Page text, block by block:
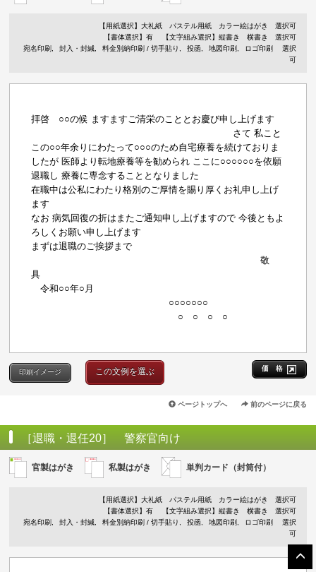
【用紙選択】 大礼紙 パステル用紙 カラー絵はがき
選択可
【書体選択】有
【文字組み選択】縦書き 横書き 選択可
宛名印刷
封入・封緘 料金別納印刷 / 切手貼り 投函 地図印刷 ロゴ印刷
選択
可
拝啓 ○○の候 ますますご清栄のこととお慶び申し上げます
さて 私こと
この○○年余りにわたって○○○のため自宅療養を続けておりま
したが 医師より転地療養等を勧められ ここに○○○○○○を依願
退職し 療養に専念することとなりました
在職中は公私にわたり格別のご厚情を賜り厚くお礼申し上げ
ます
なお 病気回復の折はまたご通知申し上げますので 今後ともよ
ろしくお願い申し上げます
まずは退職のご挨拶まで
敬
具
令和○○年○月
○○○○○○○
○ ○ ○ ○
価 格
印刷イメージ この文例を選ぶ
ページトップへ 前のページに戻る
［退職・退任20］ 警察官向け
官製はがき 私製はがき 単判カード（封筒付）
【用紙選択】 大礼紙 パステル用紙 カラー絵はがき
選択可
【書体選択】有
【文字組み選択】縦書き 横書き 選択可
宛名印刷
封入・封緘 料金別納印刷 / 切手貼り 投函 地図印刷 ロゴ印刷
選択
可